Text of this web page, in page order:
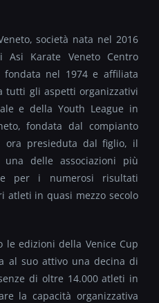
società nata nel 2016
Asi Karate Veneto Centro
fondata nel 1974 e affiliata
tutti gli aspetti organizzativi
e della Youth League in
fondata dal compianto
ora presieduta dal figlio, il
delle associazioni più
per i numerosi risultati
atleti in quasi mezzo secolo
le edizioni della Venice Cup
al suo attivo una decina di
di oltre 14.000 atleti in
la capacità organizzativa